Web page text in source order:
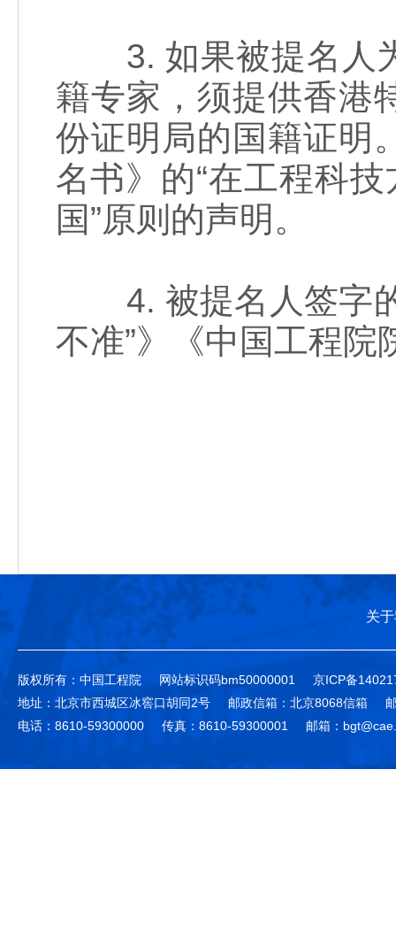
3. 如果被提名人为
籍专家，须提供香港
份证明局的国籍证明
名书》的“在工程科
国”原则的声明。
4. 被提名人签字的
不准”》《中国工程
关
版权所有：中国工程院 网站标识码bm50000001
京ICP备
地址：北京市西城区冰窖口胡同2号
邮政信箱：北京8068信箱
电话：8610-59300000
传真：8610-59300001 邮箱：